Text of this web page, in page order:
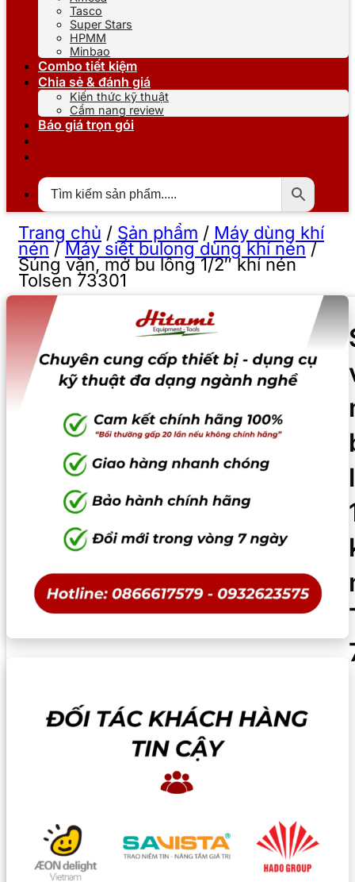
Tasco
Super Stars
HPMM
Minbao
Combo tiết kiệm
Chia sẻ & đánh giá
Kiến thức kỹ thuật
Cẩm nang review
Báo giá trọn gói
Trang chủ / Sản phẩm / Máy dùng khí
nén/Máy siết bulong dùng khí nén/
Súng vặn, mở bu lông 1/2″ khí nén
Tolsen 73301